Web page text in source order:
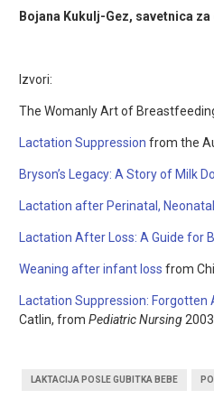
Bojana Kukulj-Gez, savetnica
Izvori:
The Womanly Art of
Lactation Suppression from the
Bryson’s Legacy: A Story of Milk
Lactation after Perinatal,
Lactation After Loss: A Guide for
Weaning after infant loss from
Lactation Suppression:
Catlin, from Pediatric Nursing
LAKTACIJA POSLE GUBITKA BEBE